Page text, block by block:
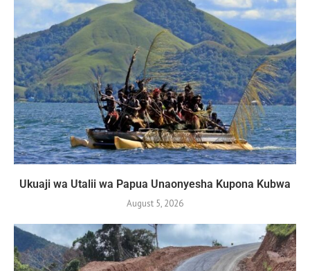
Ukuaji wa Utalii wa Papua Unaonyesha Kupona Kubwa
August 5, 2026